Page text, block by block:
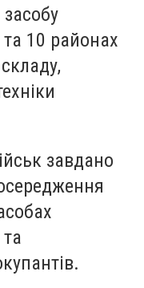
та 10 районах
завдано